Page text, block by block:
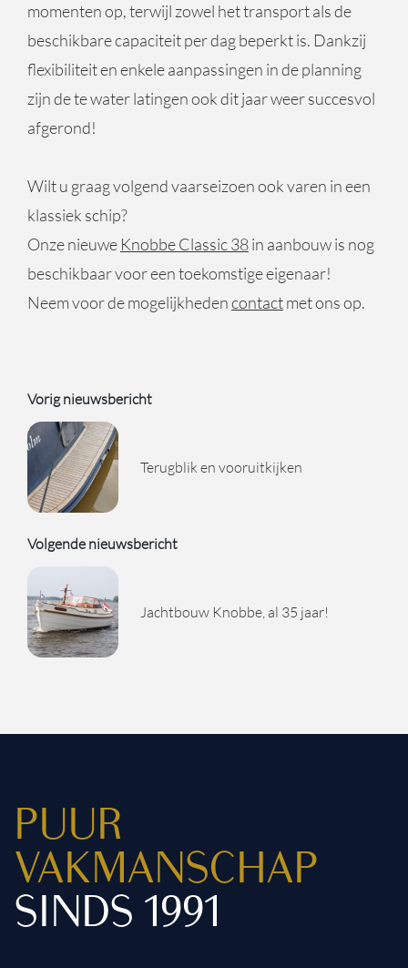
momenten op, terwijl zowel het transport als de
beschikbare capaciteit per dag beperkt is. Dankzij
flexibiliteit en enkele aanpassingen in de planning
zijn de te water latingen ook dit jaar weer succesvol
afgerond!
Wilt u graag volgend vaarseizoen ook varen in een
klassiek schip?
Onze nieuwe Knobbe Classic 38in aanbouw is nog
beschikbaarvoor een toekomstige eigenaar!
Neem voor de mogelijkhedencontactmet ons op.
Vorig nieuwsbericht
Terugblik en vooruitkijken
Volgende nieuwsbericht
Jachtbouw Knobbe, al 35 jaar!
PUUR
VAKMANSCHAP
SINDS 1991